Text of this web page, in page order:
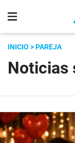
INICIO > PAREJA
Noticias